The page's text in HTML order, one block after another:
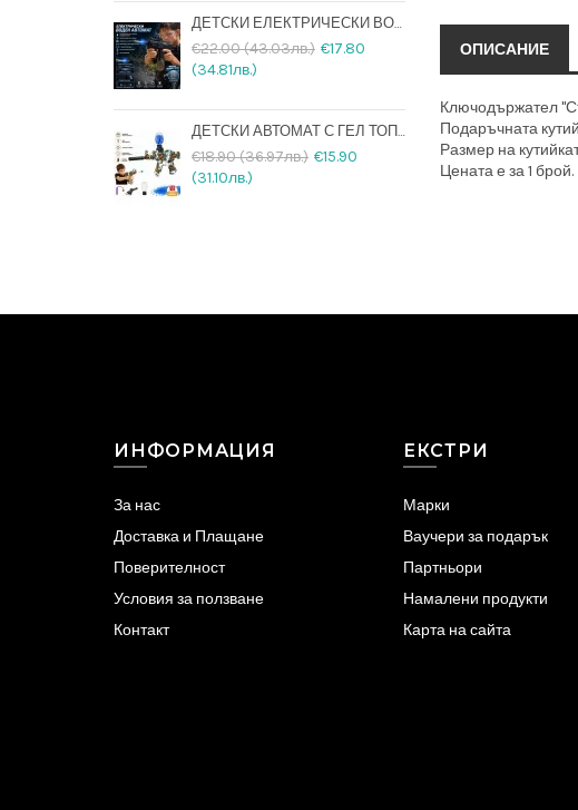
ДЕТСКИ ЕЛЕКТРИЧЕСКИ ВОДЕН АВТОМАТ СЪС СВЕТЕЩА ЦЕВ, ДВИЖЕЩ СЕ ЗАТВОР И АКУМУЛАТОРНА БАТЕРИЯ
€22.00 (43.03лв.) €17.80
(34.81лв.)
ДЕТСКИ АВТОМАТ С ГЕЛ ТОПЧЕТА + 20000 ТОПЧЕТА ПОДАРЪК И USB ЗАРЕЖДАНЕ
€18.90 (36.97лв.) €15.90
(31.10лв.)
ОПИСАНИЕ
Ключодържател
Подаръчната
Размер на
Цената е за 1 брой.
ИНФОРМАЦИЯ
За нас
Доставка и Плащане
Поверителност
Условия за ползване
Контакт
ЕКСТРИ
Марки
Ваучери за подарък
Партньори
Намалени продукти
Карта на сайта